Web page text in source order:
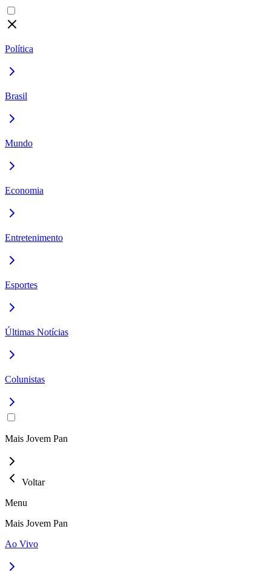
Política
Brasil
Mundo
Economia
Entretenimento
Esportes
Últimas Notícias
Colunistas
Mais Jovem Pan
Voltar
Menu
Mais Jovem Pan
Ao Vivo